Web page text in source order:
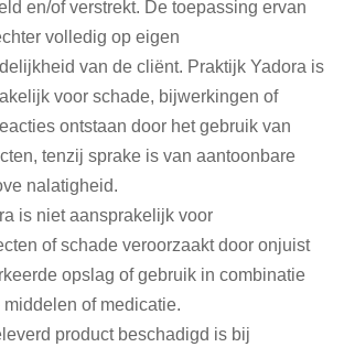
en/of verstrekt. De toepassing ervan
volledig op eigen
van de cliënt. Praktijk Yadora is
voor schade, bijwerkingen of
ontstaan door het gebruik van
tenzij sprake is van aantoonbare
nalatigheid.
is niet aansprakelijk voor
of schade veroorzaakt door onjuist
opslag of gebruik in combinatie
middelen of medicatie.
product beschadigd is bij